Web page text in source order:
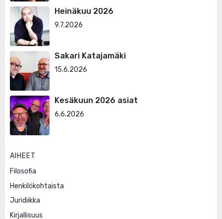
Heinäkuu 2026
9.7.2026
Sakari Katajamäki
15.6.2026
Kesäkuun 2026 asiat
6.6.2026
AIHEET
Filosofia
Henkilökohtaista
Juridiikka
Kirjallisuus